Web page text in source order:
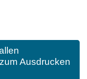
Ausdrucken